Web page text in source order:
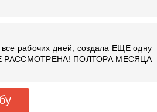
рабочих дней, создала ЕЩЕ одну
РАССМОТРЕНА! ПОЛТОРА МЕСЯЦА